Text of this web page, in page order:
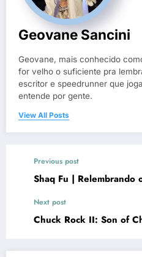
Geovane Sancini
Geovane, mais conhecido
for velho o suficiente pra
escritor e speedrunner que
entende por gente.
View All Posts
Previous post
Shaq Fu | Relembrando
Next post
Chuck Rock II: Son of